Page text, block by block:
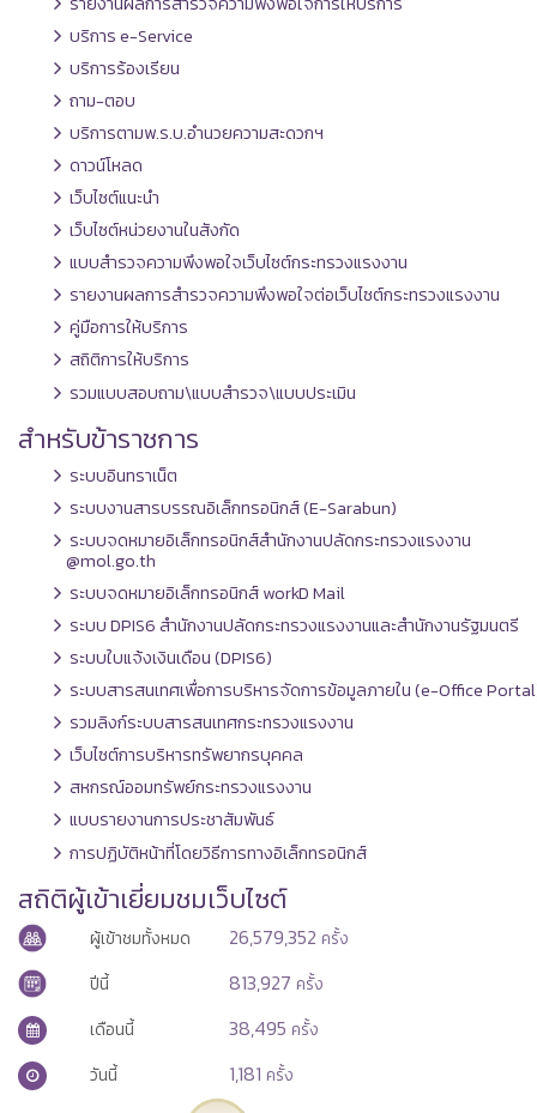
บริการ e-Service
บริการร้องเรียน
ถาม-ตอบ
บริการตามพ.ร.บ.อำนวยความสะดวกฯ
ดาวน์โหลด
เว็บไซต์แนะนำ
เว็บไซต์หน่วยงานในสังกัด
แบบสำรวจความพึงพอใจเว็บไซต์กระทรวงแรงงาน
รายงานผลการสำรวจความพึงพอใจต่อเว็บไซต์กระทรวงแรงงาน
คู่มือการให้บริการ
สถิติการให้บริการ
รวมแบบสอบถาม\แบบสำรวจ\แบบประเมิน
สำหรับข้าราชการ
ระบบอินทราเน็ต
ระบบงานสารบรรณอิเล็กทรอนิกส์ (E-Sarabun)
ระบบจดหมายอิเล็กทรอนิกส์สำนักงานปลัดกระทรวงแรงงาน
@mol.go.th
ระบบจดหมายอิเล็กทรอนิกส์ workD Mail
ระบบ DPIS6 สำนักงานปลัดกระทรวงแรงงานและสำนักงานรัฐมนตรี
ระบบใบแจ้งเงินเดือน (DPIS6)
ระบบสารสนเทศเพื่อการบริหารจัดการข้อมูลภายใน (e-Office
รวมลิงก์ระบบสารสนเทศกระทรวงแรงงาน
เว็บไซต์การบริหารทรัพยากรบุคคล
สหกรณ์ออมทรัพย์กระทรวงแรงงาน
แบบรายงานการประชาสัมพันธ์
การปฏิบัติหน้าที่โดยวิธีการทางอิเล็กทรอนิกส์
สถิติผู้เข้าเยี่ยมชมเว็บไซต์
ผู้เข้าชมทั้งหมด 26,579,352 ครั้ง
ปีนี้
813,927 ครั้ง
เดือนนี้
38,495 ครั้ง
วันนี้
1,181 ครั้ง